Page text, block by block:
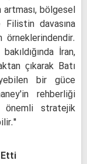
bölgesel
davasına
İran,
çıkarak Batı
bir güce
rehberliği
önemli stratejik